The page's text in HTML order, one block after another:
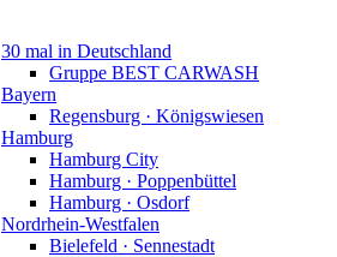
30 mal in Deutschland
Gruppe BEST CARWASH
Bayern
Regensburg · Königswiesen
Hamburg
Hamburg City
Hamburg · Poppenbüttel
Hamburg · Osdorf
Nordrhein-Westfalen
Bielefeld · Sennestadt